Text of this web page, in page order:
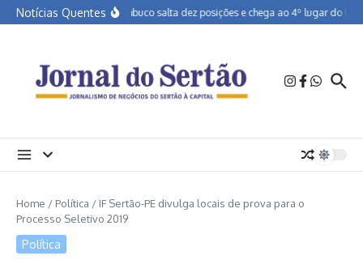
Ir para o conteúdo
Notícias QuentesPernambuco salta dez posições e chega ao 4º lugar do
Home / Política / IF Sertão-PE divulga locais de prova para o
Processo Seletivo 2019
Política